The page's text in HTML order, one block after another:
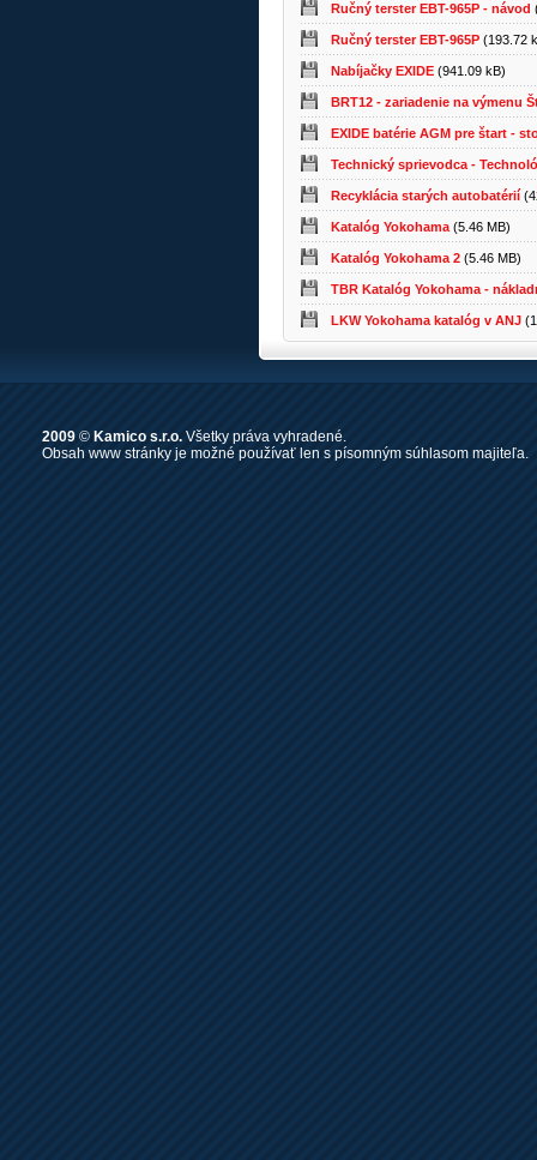
Ručný terster EBT-965P - návod
Ručný terster EBT-965P (193.72
Nabíjačky EXIDE (941.09 kB)
BRT12 - zariadenie na výmenu
EXIDE batérie AGM pre štart -
Technický sprievodca -
Recyklácia starých autobatérií
Katalóg Yokohama (5.46 MB)
Katalóg Yokohama 2 (5.46 MB)
TBR Katalóg Yokohama -
LKW Yokohama katalóg v ANJ
2009 © Kamico s.r.o. Všetky práva vyhradené.
Obsah www stránky je možné používať len s písomným súhlasom majiteľa.